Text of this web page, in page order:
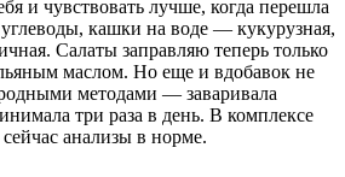
и чувствовать лучше, когда перешла
кашки на воде — кукурузная,
Салаты заправляю теперь только
маслом. Но еще и вдобавок не
методами — заваривала
три раза в день. В комплексе
анализы в норме.